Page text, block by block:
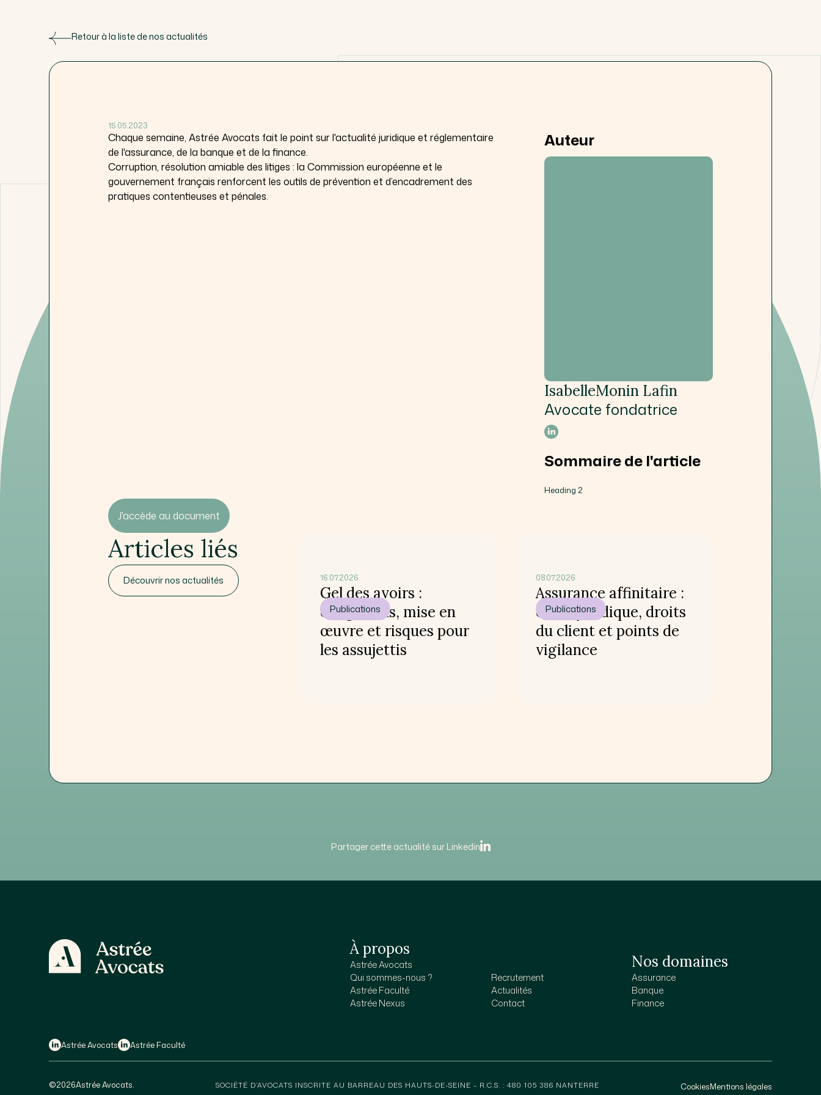
Retour à la liste de nos actualités
15.05.2023
Chaque semaine, Astrée Avocats fait le point sur l'actualité juridique et réglementaire
de l'assurance, de la banque et de la finance.
Corruption, résolution amiable des litiges : la Commission européenne et le
gouvernement français renforcent les outils de prévention et d’encadrement des
pratiques contentieuses et pénales.
Auteur
IsabelleMonin Lafin
Avocate fondatrice
Sommaire de l'article
Heading 2
J'accède au document
Articles liés
Découvrir nos actualités 16.07.2026
Gel des avoirs :
obligations, mise en
œuvre et risques pour
les assujettis
Publications
08.07.2026
Assurance affinitaire :
cadre juridique, droits
du client et points de
vigilance
Publications
Partager cette actualité sur Linkedin
À propos
Astrée Avocats
Qui sommes-nous ?
Astrée Faculté
Astrée Nexus
Recrutement
Actualités
Contact
Nos domaines
Assurance
Banque
Finance
Astrée Avocats Astrée Faculté
©2026Astrée Avocats. SOCIÉTÉ D’AVOCATS INSCRITE AU BARREAU DES HAUTS-DE-SEINE – R.C.S. : 480 105 386 NANTERRE CookiesMentions légales